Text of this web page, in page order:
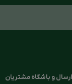
و باشگاه مشتریان